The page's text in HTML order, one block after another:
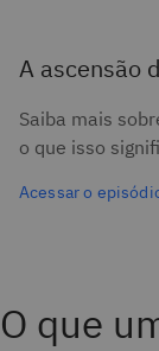
A ascensão
Saiba mais
o que isso
Acessar o
O que